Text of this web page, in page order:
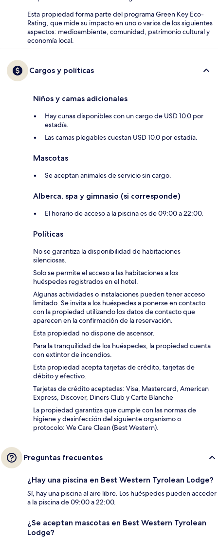
Esta propiedad forma parte del programa Green Key Eco-
Rating, que mide su impacto en uno o varios de los siguientes
aspectos: medioambiente, comunidad, patrimonio cultural y
economía local.
Cargos y políticas
Niños y camas adicionales
Hay cunas disponibles con un cargo de USD 10.0 por
estadía.
Las camas plegables cuestan USD 10.0 por estadía.
Mascotas
Se aceptan animales de servicio sin cargo.
Alberca, spa y gimnasio (si corresponde)
El horario de acceso a la piscina es de 09:00 a 22:00.
Políticas
No se garantiza la disponibilidad de habitaciones
silenciosas.
Solo se permite el acceso a las habitaciones a los
huéspedes registrados en el hotel.
Algunas actividades o instalaciones pueden tener acceso
limitado. Se invita a los huéspedes a ponerse en contacto
con la propiedad utilizando los datos de contacto que
aparecen en la confirmación de la reservación.
Esta propiedad no dispone de ascensor.
Para la tranquilidad de los huéspedes, la propiedad cuenta
con extintor de incendios.
Esta propiedad acepta tarjetas de crédito, tarjetas de
débito y efectivo.
Tarjetas de crédito aceptadas: Visa, Mastercard, American
Express, Discover, Diners Club y Carte Blanche
La propiedad garantiza que cumple con las normas de
higiene y desinfección del siguiente organismo o
protocolo: We Care Clean (Best Western).
Preguntas frecuentes
¿Hay una piscina en Best Western Tyrolean Lodge?
Sí, hay una piscina al aire libre. Los huéspedes pueden acceder
a la piscina de 09:00 a 22:00.
¿Se aceptan mascotas en Best Western Tyrolean
Lodge?